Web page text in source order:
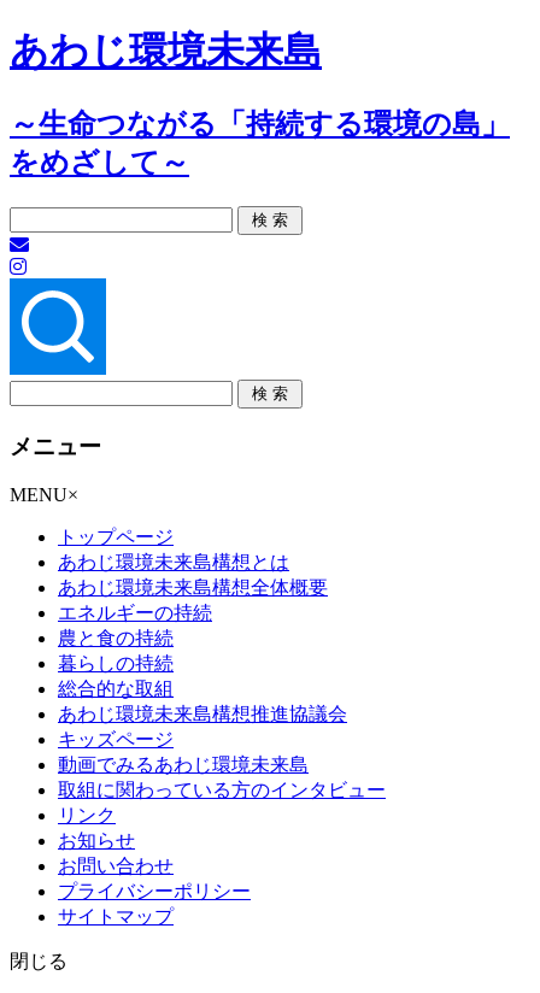
あわじ環境未来島
～生命つながる「持続する環境の島」
をめざして～
メニュー
コ
MENU×
トップページ
あわじ環境未来島構想とは
あわじ環境未来島構想全体概要
エネルギーの持続
農と食の持続
暮らしの持続
総合的な取組
あわじ環境未来島構想推進協議会
キッズページ
動画でみるあわじ環境未来島
取組に関わっている方のインタビュー
リンク
お知らせ
お問い合わせ
プライバシーポリシー
サイトマップ
閉じる